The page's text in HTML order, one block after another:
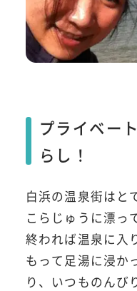
プライベー
らし！
白浜の温泉街はと
こらじゅうに漂っ
終われば温泉に入
もって足湯に浸か
り、いつものんび